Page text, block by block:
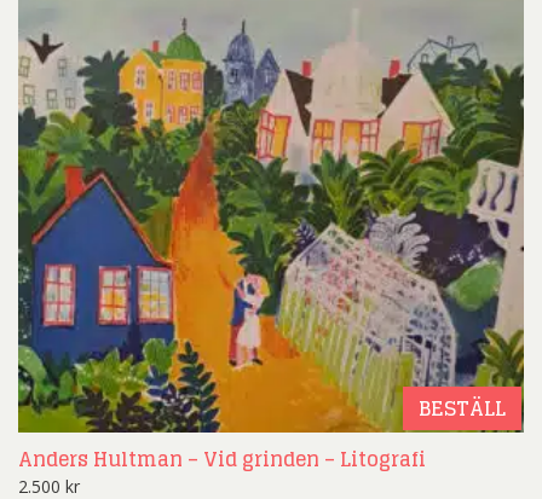
BESTÄLL
Anders Hultman – Vid grinden – Litografi
2.500 kr